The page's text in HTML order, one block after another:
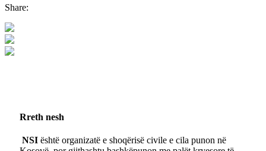
Share:
Rreth nesh
NSI është organizatë e shoqërisë civile e cila punon në